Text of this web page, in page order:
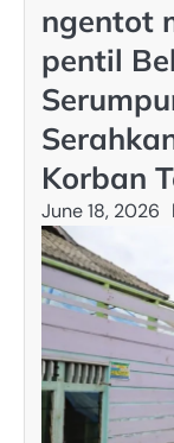
ngentot
pentil
Korban
June 18, 2026